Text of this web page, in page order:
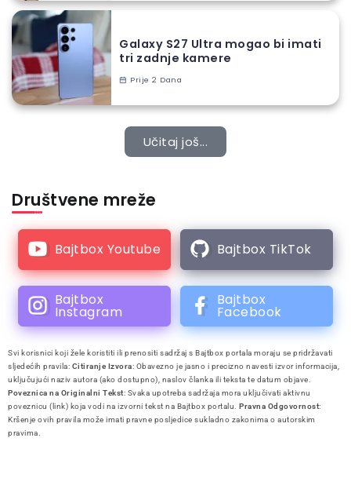
Galaxy S27 Ultra mogao bi imati
tri zadnje kamere
Prije 2 Dana
Učitaj još...
Društvene mreže
Bajtbox Youtube Bajtbox TikTok
Bajtbox
Instagram
Bajtbox
Facebook
Svi korisnici koji žele koristiti ili prenositi sadržaj s Bajtbox portala moraju se pridržavati
sljedećih pravila: Citiranje Izvora: Obavezno je jasno i precizno navesti izvor informacija,
uključujući naziv autora (ako dostupno), naslov članka ili teksta te datum objave.
Poveznica na Originalni Tekst: Svaka upotreba sadržaja mora uključivati aktivnu
poveznicu (link) koja vodi na izvorni tekst na Bajtbox portalu. Pravna Odgovornost:
Kršenje ovih pravila može imati pravne posljedice sukladno zakonima o autorskim
pravima.